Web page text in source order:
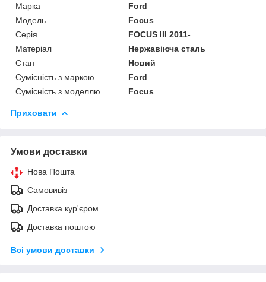
Марка
Ford
Модель
Focus
Серія
FOCUS III 2011-
Матеріал
Нержавіюча сталь
Стан
Новий
Сумісність з маркою
Ford
Сумісність з моделлю
Focus
Приховати
Умови доставки
Нова Пошта
Самовивіз
Доставка кур'єром
Доставка поштою
Всі умови доставки